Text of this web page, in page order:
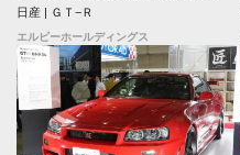
日産 | ＧＴ−Ｒ
エルビーホールディングス